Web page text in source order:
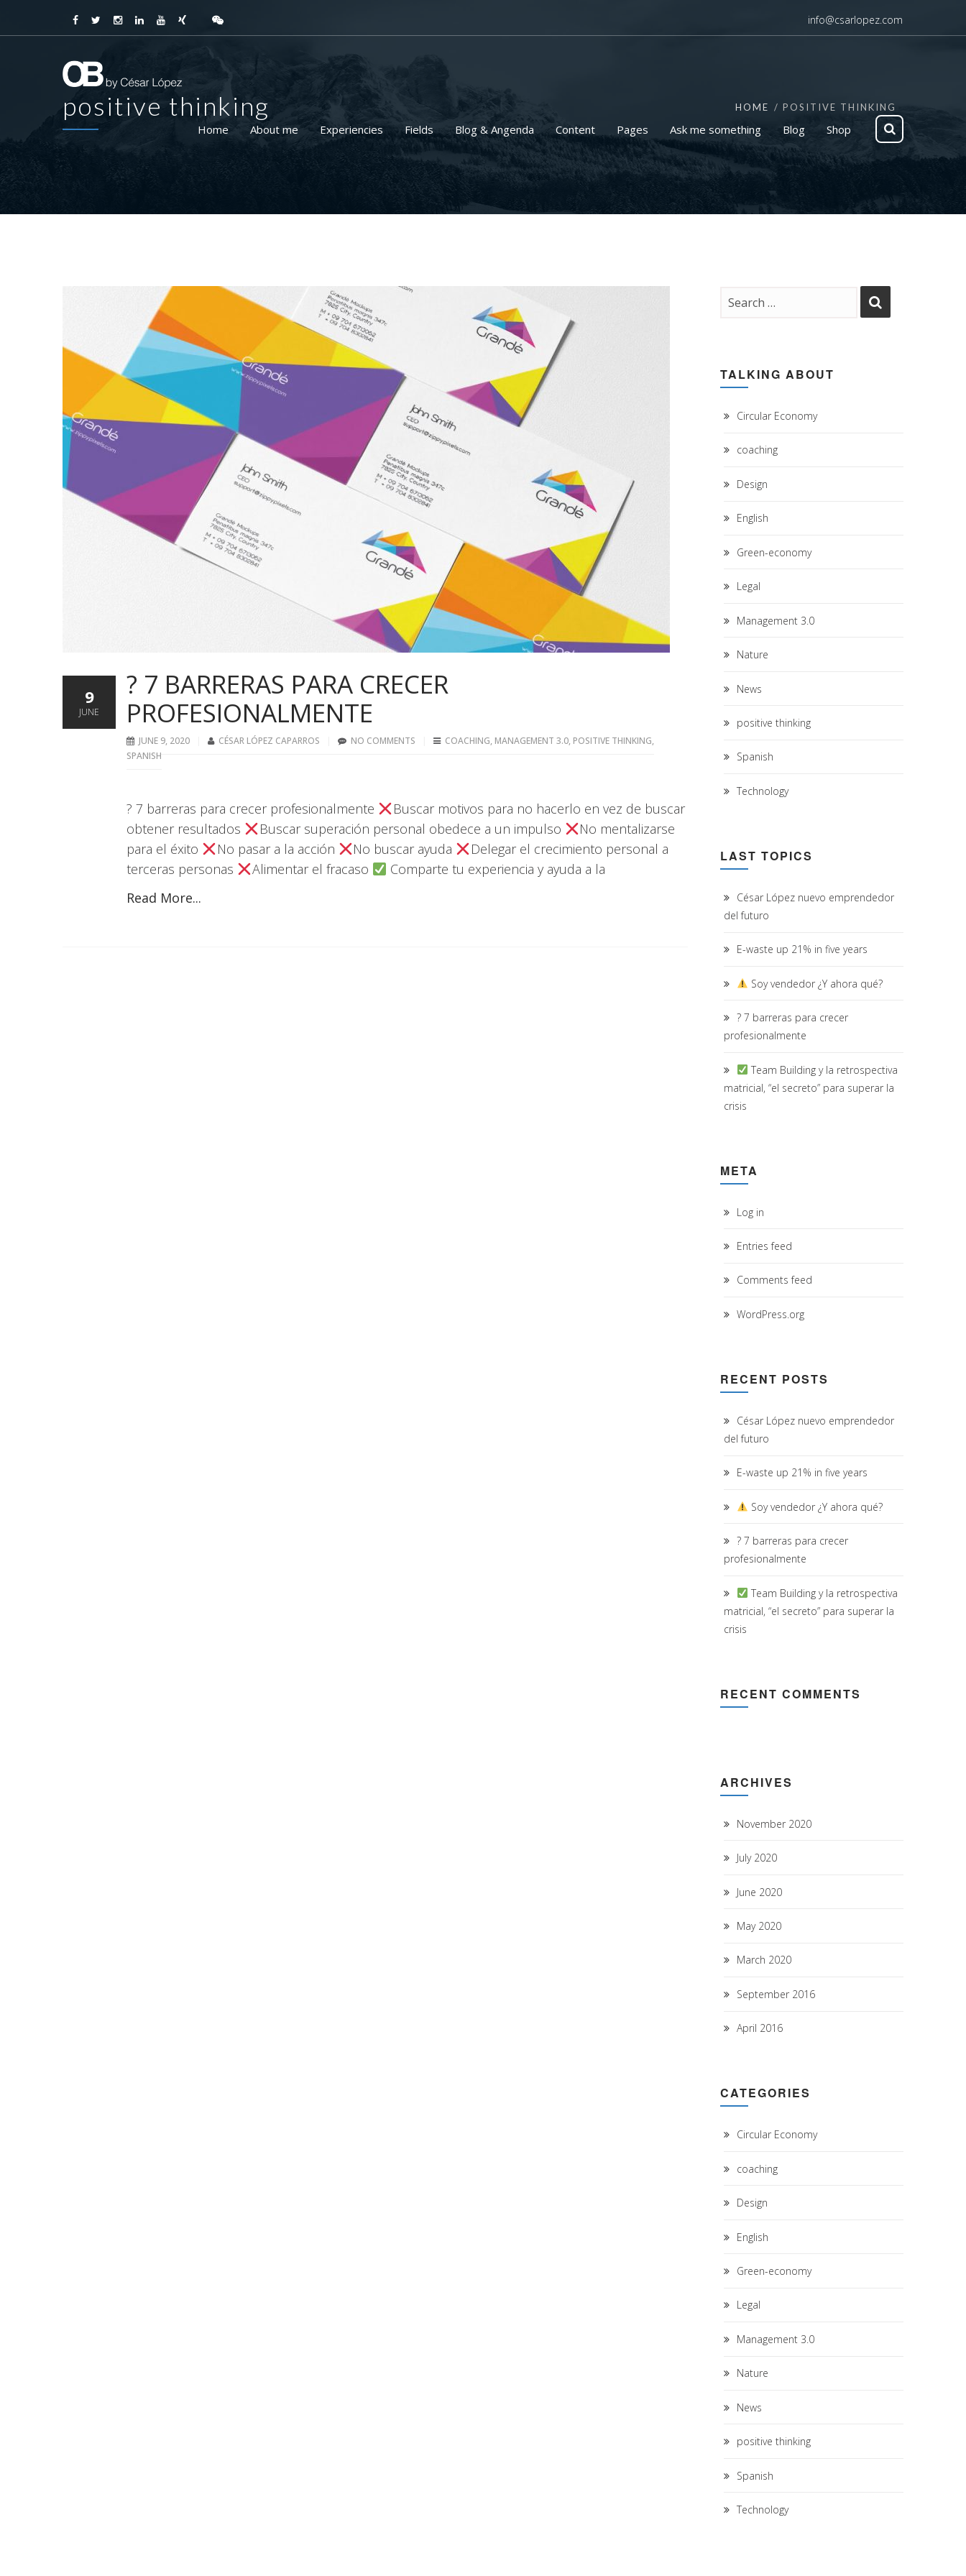
info@csarlopez.com
Home About me Experiencies Fields Blog & Angenda Content Pages Ask me something Blog Shop
positive thinking HOME POSITIVE THINKING
? 7 BARRERAS PARA CRECER
PROFESIONALMENTE
JUNE 9, 2020 CÉSAR LÓPEZ CAPARROS NO COMMENTS COACHING, MANAGEMENT 3.0, POSITIVE THINKING,
SPANISH
? 7 barreras para crecer profesionalmente
Buscar motivos para no hacerlo en vez de buscar
obtener resultados
Buscar superación personal obedece a un impulso
No mentalizarse
para el éxito
No pasar a la acción No buscar ayuda
Delegar el crecimiento personal a
terceras personas
Alimentar el fracaso
Comparte tu experiencia y ayuda a la
Read More...
9
JUNE
TALKING ABOUT
Circular Economy
coaching
Design
English
Green-economy
Legal
Management 3.0
Nature
News
positive thinking
Spanish
Technology
LAST TOPICS
César López nuevo emprendedor
del futuro
E-waste up 21% in five years
Soy vendedor ¿Y ahora qué?
? 7 barreras para crecer
profesionalmente
Team Building y la retrospectiva
matricial, “el secreto” para superar la
crisis
META
Log in
Entries feed
Comments feed
WordPress.org
RECENT POSTS
César López nuevo emprendedor
del futuro
E-waste up 21% in five years
Soy vendedor ¿Y ahora qué?
? 7 barreras para crecer
profesionalmente
Team Building y la retrospectiva
matricial, “el secreto” para superar la
crisis
RECENT COMMENTS
ARCHIVES
November 2020
July 2020
June 2020
May 2020
March 2020
September 2016
April 2016
CATEGORIES
Circular Economy
coaching
Design
English
Green-economy
Legal
Management 3.0
Nature
News
positive thinking
Spanish
Technology